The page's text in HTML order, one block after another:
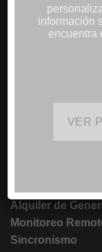
Proyectos
Monitoreo
SERVICIOS
Alquiler de
Monitoreo
Sincronismo
información
encuentra